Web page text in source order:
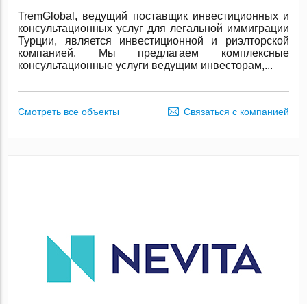
TremGlobal, ведущий поставщик инвестиционных и
консультационных услуг для легальной иммиграции
Турции, является инвестиционной и риэлторской
компанией. Мы предлагаем комплексные
консультационные услуги ведущим инвесторам,...
Смотреть все объекты Связаться с компанией